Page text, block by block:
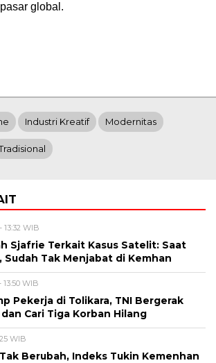
global.
Industri Kreatif Modernitas
13:32 WIB
Sjafrie Terkait Kasus Satelit: Saat
Sudah Tak Menjabat di Kemhan
WIB
Pekerja di Tolikara, TNI Bergerak
Cari Tiga Korban Hilang
WIB
Berubah, Indeks Tukin Kemenhan